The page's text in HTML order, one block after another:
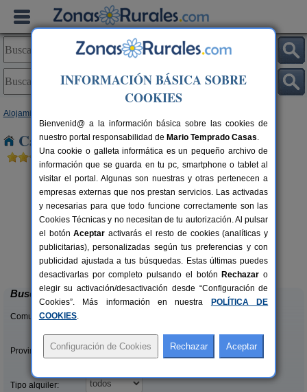
Alojamientos
Casas Rurales cerca de Peratallada
2-12 pers.
desde33 €
Can Marc
Massanes (Girona)
Buscar
Comunidades:
Provincias/Islas:
Tipo alquiler:
INFORMACIÓN BÁSICA SOBRE
COOKIES
Bienvenid@ a la información básica sobre las cookies de
nuestro portal responsabilidad de Mario Temprado Casas.
Una cookie o galleta informática es un pequeño archivo de
información que se guarda en tu pc, smartphone o tablet al
visitar el portal. Algunas son nuestras y otras pertenecen a
empresas externas que nos prestan servicios. Las activadas
y necesarias para que todo funcione correctamente son las
Cookies Técnicas y no necesitan de tu autorización. Al pulsar
el botónAceptar activarás el resto de cookies (analíticas y
publicitarias), personalizadas según tus preferencias y con
publicidad ajustada a tus búsquedas. Estas últimas puedes
desactivarlas por completo pulsando el botón Rechazar o
elegir su activación/desactivación desde “Configuración de
Cookies”. Más información en nuestra
POLÍTICA DE
COOKIES.